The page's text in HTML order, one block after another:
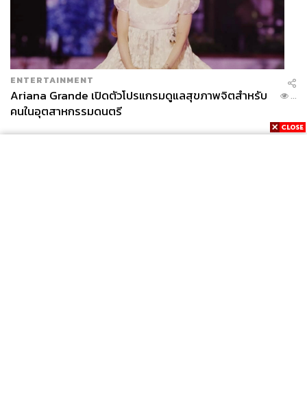
ENTERTAINMENT
Ariana Grande เปิดตัวโปรแกรมดูแลสุขภาพจิตสำหรับ
คนในอุตสาหกรรมดนตรี
...